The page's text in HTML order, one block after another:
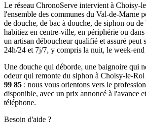
Le réseau ChronoServe intervient à Choisy-
l'ensemble des communes du Val-de-Marne
de douche, de bac à douche, de siphon ou
habitiez en centre-ville, en périphérie ou
un artisan déboucheur qualifié et assuré peut
24h/24 et 7j/7, y compris la nuit, le week-end
Une douche qui déborde, une baignoire qui
odeur qui remonte du siphon à Choisy-le-Roi
99 85 : nous vous orientons vers le
disponible, avec un prix annoncé à l'avance
téléphone.
Besoin d'aide ?